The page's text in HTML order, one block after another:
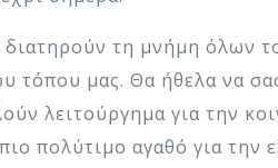
διατηρούν τη μνήμη όλων
τόπου μας. Θα ήθελα να
λειτούργημα για την
πολύτιμο αγαθό για την